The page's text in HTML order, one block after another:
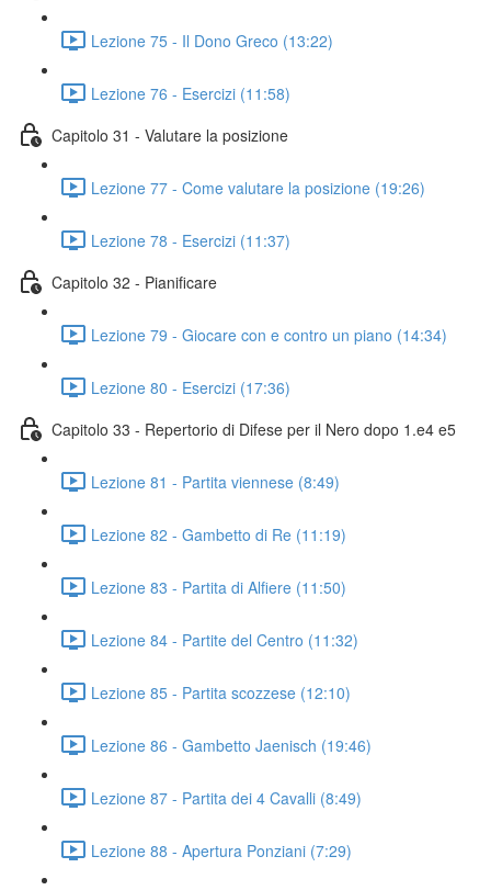
Lezione 75 - Il Dono Greco (13:22)
Lezione 76 - Esercizi (11:58)
Capitolo 31 - Valutare la posizione
Lezione 77 - Come valutare la posizione (19:26)
Lezione 78 - Esercizi (11:37)
Capitolo 32 - Pianificare
Lezione 79 - Giocare con e contro un piano (14:34)
Lezione 80 - Esercizi (17:36)
Capitolo 33 - Repertorio di Difese per il Nero dopo 1.e4 e5
Lezione 81 - Partita viennese (8:49)
Lezione 82 - Gambetto di Re (11:19)
Lezione 83 - Partita di Alfiere (11:50)
Lezione 84 - Partite del Centro (11:32)
Lezione 85 - Partita scozzese (12:10)
Lezione 86 - Gambetto Jaenisch (19:46)
Lezione 87 - Partita dei 4 Cavalli (8:49)
Lezione 88 - Apertura Ponziani (7:29)